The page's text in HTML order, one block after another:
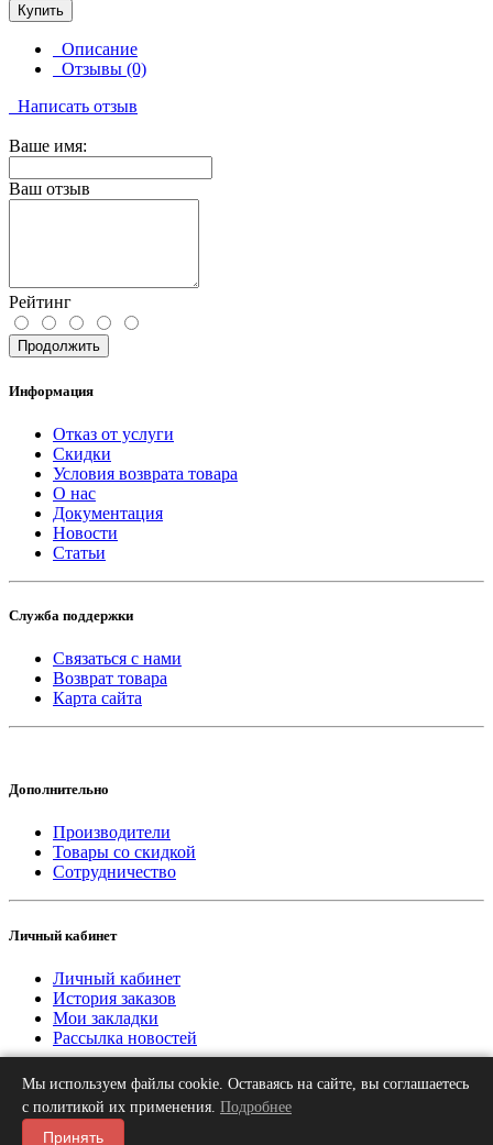
Купить
Описание
Отзывы (0)
Написать отзыв
Ваше имя:
Ваш отзыв
Рейтинг
Продолжить
Информация
Отказ от услуги
Скидки
Условия возврата товара
О нас
Документация
Новости
Статьи
Служба поддержки
Связаться с нами
Возврат товара
Карта сайта
Дополнительно
Производители
Товары со скидкой
Сотрудничество
Личный кабинет
Личный кабинет
История заказов
Мои закладки
Рассылка новостей
2013-2026 © «Рифар Москва»
О нас Оплата Доставка Контакты
Мы используем файлы cookie. Оставаясь на сайте, вы соглашаетесь
с политикой их применения. Подробнее
Принять